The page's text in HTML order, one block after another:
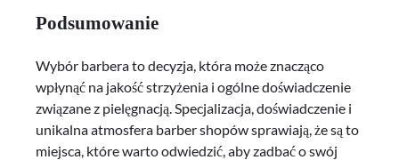
Podsumowanie
Wybór barbera to decyzja, która może znacząco
wpłynąć na jakość strzyżenia i ogólne doświadczenie
związane z pielęgnacją. Specjalizacja, doświadczenie i
unikalna atmosfera barber shopów sprawiają, że są to
miejsca, które warto odwiedzić, aby zadbać o swój